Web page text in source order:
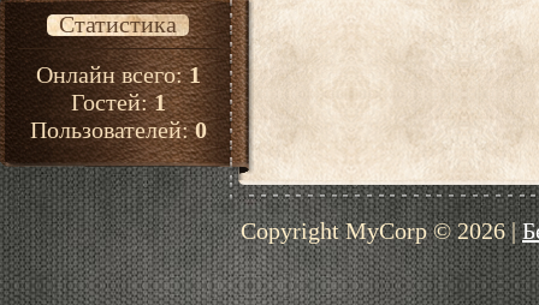
Статистика
Онлайн всего:1
Гостей:1
Пользователей:0
Copyright MyCorp © 2026|